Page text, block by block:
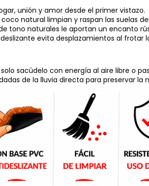
unión y amor desde el primer vistazo.
natural limpian y raspan las suelas
tono naturales le aportan un encanto
evita desplazamientos al frotar
sacúdelo con energía al aire libre o
de la lluvia directa para preservar